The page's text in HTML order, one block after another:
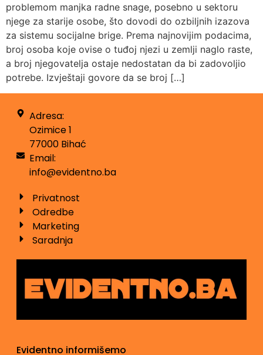
problemom manjka radne snage, posebno u sektoru
njege za starije osobe, što dovodi do ozbiljnih izazova
za sistemu socijalne brige. Prema najnovijim podacima,
broj osoba koje ovise o tuđoj njezi u zemlji naglo raste,
a broj njegovatelja ostaje nedostatan da bi zadovoljio
potrebe. Izvještaji govore da se broj […]
Adresa:
Ozimice 1
77000 Bihać
Email:
info@evidentno.ba
Privatnost
Odredbe
Marketing
Saradnja
Evidentno informišemo